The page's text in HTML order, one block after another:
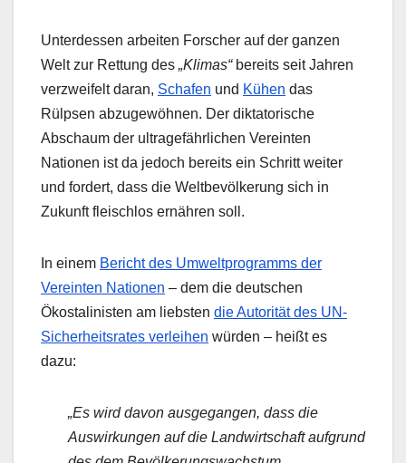
Unterdessen arbeiten Forscher auf der ganzen
Welt zur Rettung des „Klimas“bereits seit Jahren
verzweifelt daran, Schafen und Kühen das
Rülpsen abzugewöhnen. Der diktatorische
Abschaum der ultragefährlichen Vereinten
Nationen ist da jedoch bereits ein Schritt weiter
und fordert, dass die Weltbevölkerung sich in
Zukunft fleischlos ernähren soll.
In einem Bericht des Umweltprogramms der
Vereinten Nationen – dem die deutschen
Ökostalinisten am liebsten die Autorität des UN-
Sicherheitsrates verleihen würden – heißt es
dazu:
„Es wird davon ausgegangen, dass die
Auswirkungen auf die Landwirtschaft aufgrund